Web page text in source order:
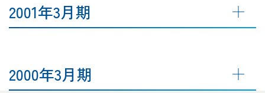
2001年3月期
2000年3月期